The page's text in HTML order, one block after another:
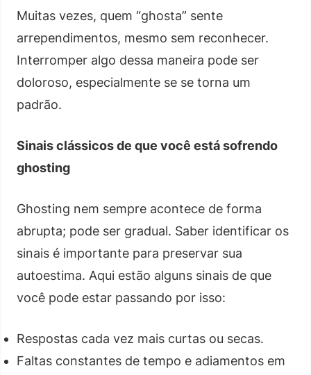
Muitas vezes, quem “ghosta” sente
arrependimentos, mesmo sem reconhecer.
Interromper algo dessa maneira pode ser
doloroso, especialmente se se torna um
padrão.
Sinais clássicos de que você está sofrendo
ghosting
Ghosting nem sempre acontece de forma
abrupta; pode ser gradual. Saber identificar os
sinais é importante para preservar sua
autoestima. Aqui estão alguns sinais de que
você pode estar passando por isso:
Respostas cada vez mais curtas ou secas.
Faltas constantes de tempo e adiamentos em